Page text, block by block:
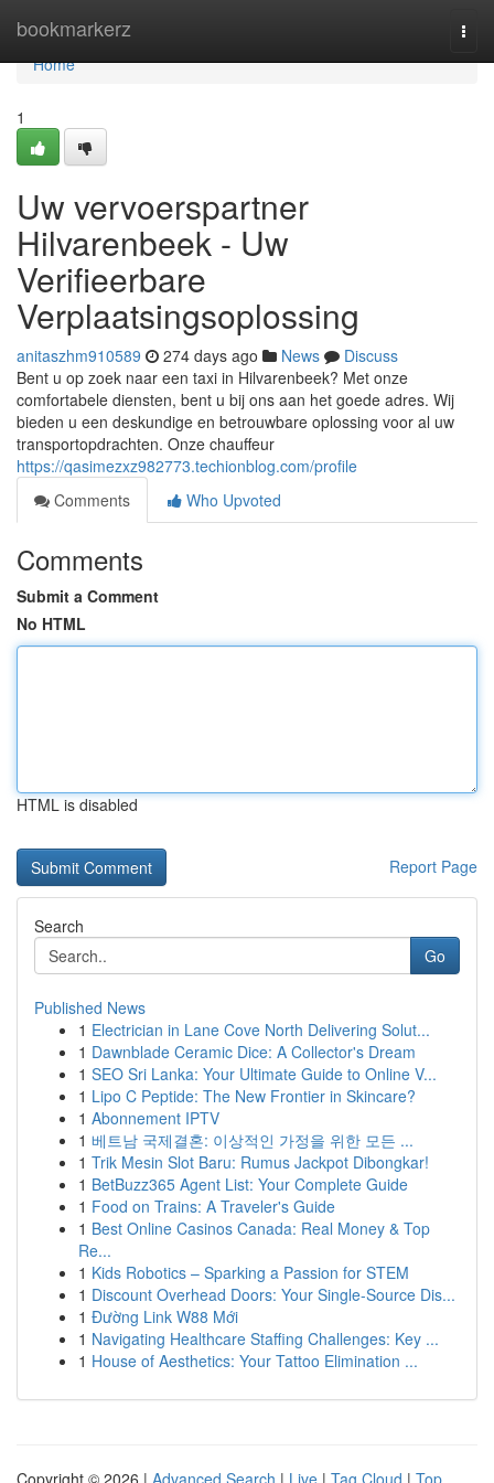
bookmarkerz
Home
Home
1
Uw vervoerspartner
Hilvarenbeek - Uw
Verifieerbare
Verplaatsingsoplossing
anitaszhm910589 274 days ago News
Discuss
Bent u op zoek naar een taxi in Hilvarenbeek? Met onze
comfortabele diensten, bent u bij ons aan het goede adres. Wij
bieden u een deskundige en betrouwbare oplossing voor al uw
transportopdrachten. Onze chauffeur
https://qasimezxz982773.techionblog.com/profile
Comments
Who Upvoted
Comments
Submit a Comment
No HTML
HTML is disabled
Report Page
Search
Go
Published News
1 Electrician in Lane Cove North Delivering Solut...
1 Dawnblade Ceramic Dice: A Collector's Dream
1 SEO Sri Lanka: Your Ultimate Guide to Online V...
1 Lipo C Peptide: The New Frontier in Skincare?
1 Abonnement IPTV
1 베트남 국제결혼: 이상적인 가정을 위한 모든 ...
1 Trik Mesin Slot Baru: Rumus Jackpot Dibongkar!
1 BetBuzz365 Agent List: Your Complete Guide
1 Food on Trains: A Traveler's Guide
1 Best Online Casinos Canada: Real Money & Top
Re...
1 Kids Robotics – Sparking a Passion for STEM
1 Discount Overhead Doors: Your Single-Source Dis...
1 Đường Link W88 Mới
1 Navigating Healthcare Staffing Challenges: Key ...
1 House of Aesthetics: Your Tattoo Elimination ...
Copyright © 2026 | Advanced Search | Live | Tag Cloud | Top